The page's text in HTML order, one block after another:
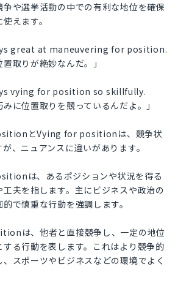
や選挙活動の中での有利な地位を確保
えます。
great at maneuvering for position.
取りが絶妙なんだ。」
vying for position so skillfully.
みに位置取りを競っているんだよ。」
とVying for positionは、競争状
、ニュアンスに違いがあります。
は、あるポジションや状況を得る
夫を指します。主にビジネスや政治の
で慎重な行動を強調します。
は、他者と直接競争し、一定の地位
る行動を表します。これはより競争的
スポーツやビジネスなどの環境でよく